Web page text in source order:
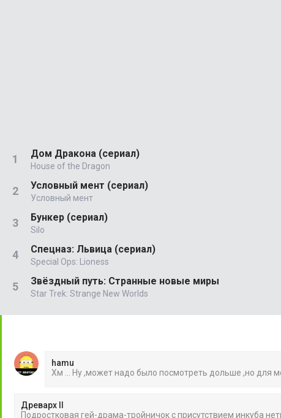
Дом Дракона (сериал)
House of the Dragon
Условный мент (сериал)
Условный мент
Бункер (сериал)
Silo
Спецназ: Львица (сериал)
Special Ops: Lioness
Звёздный путь: Странные новые миры
Star Trek: Strange New Worlds
hamu
Хм ... Ну ,может надо было посмотреть дольше ,но для
Древарх II
Подростковая гей-драма-тройничок с присутствием инкуба